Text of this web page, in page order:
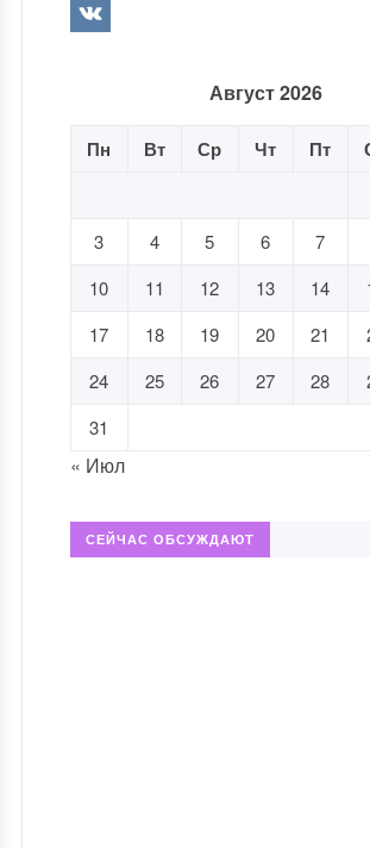
Август 2026
Пн Вт Ср Чт Пт
3
4 5 6 7
10
11 12 13 14
17
18 19 20 21
24
25 26 27 28
31
« Июл
СЕЙЧАС ОБСУЖДАЮТ